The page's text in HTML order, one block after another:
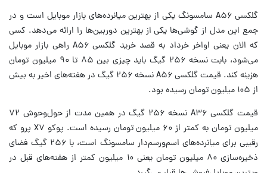
گلکسی A۵۶ سامسونگ یکی از بهترین میانرده‌های بازار موبایل است و در
جمع این مدل از گوشی‌ها یکی از بهترین دوربین‌ها را ارائه می‌دهد. کسی
که الان یعنی اواخر خرداد به قصد خرید گلکسی A۵۶ راهی بازار موبایل
می‌شود، بابت نسخه ۲۵۶ گیگ باید چیزی بین ۸۵ تا ۹۰ میلیون تومان
هزینه کند. قیمت گلکسی A۵۶ نسخه ۲۵۶ گیگ در هفته‌های اخیر به بیش
از ۱۰۵ میلیون تومان رسیده بود.
قیمت گلکسی A۳۶ نسخه ۲۵۶ گیگ در همین مدت از حول‌وحوش ۷۲
میلیون تومان به کمتر از ۶۰ میلیون تومان رسیده است. پوکو X۷ پرو که
رقیبی برای میانرده‌های اسم‌ورسم‌دار سامسونگ است، با ۲۵۶ گیگ فضای
ذخیره‌سازی ۸۰ میلیون تومان یعنی ۱۰ میلیون کمتر از هفته‌های قبل در